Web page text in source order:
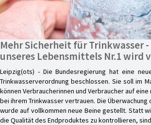
Mehr Sicherheit für Trinkwasser
unseres Lebensmittels Nr.1 wird
Leipzig(ots) - Die Bundesregierung hat eine
Trinkwasserverordnung beschlossen. Sie soll im
können Verbraucherinnen und Verbraucher auf
bei ihrem Trinkwasser vertrauen. Die
wurde auf vollkommen neue Beine gestellt. Statt
die Qualität des Endproduktes zu kontrollieren,